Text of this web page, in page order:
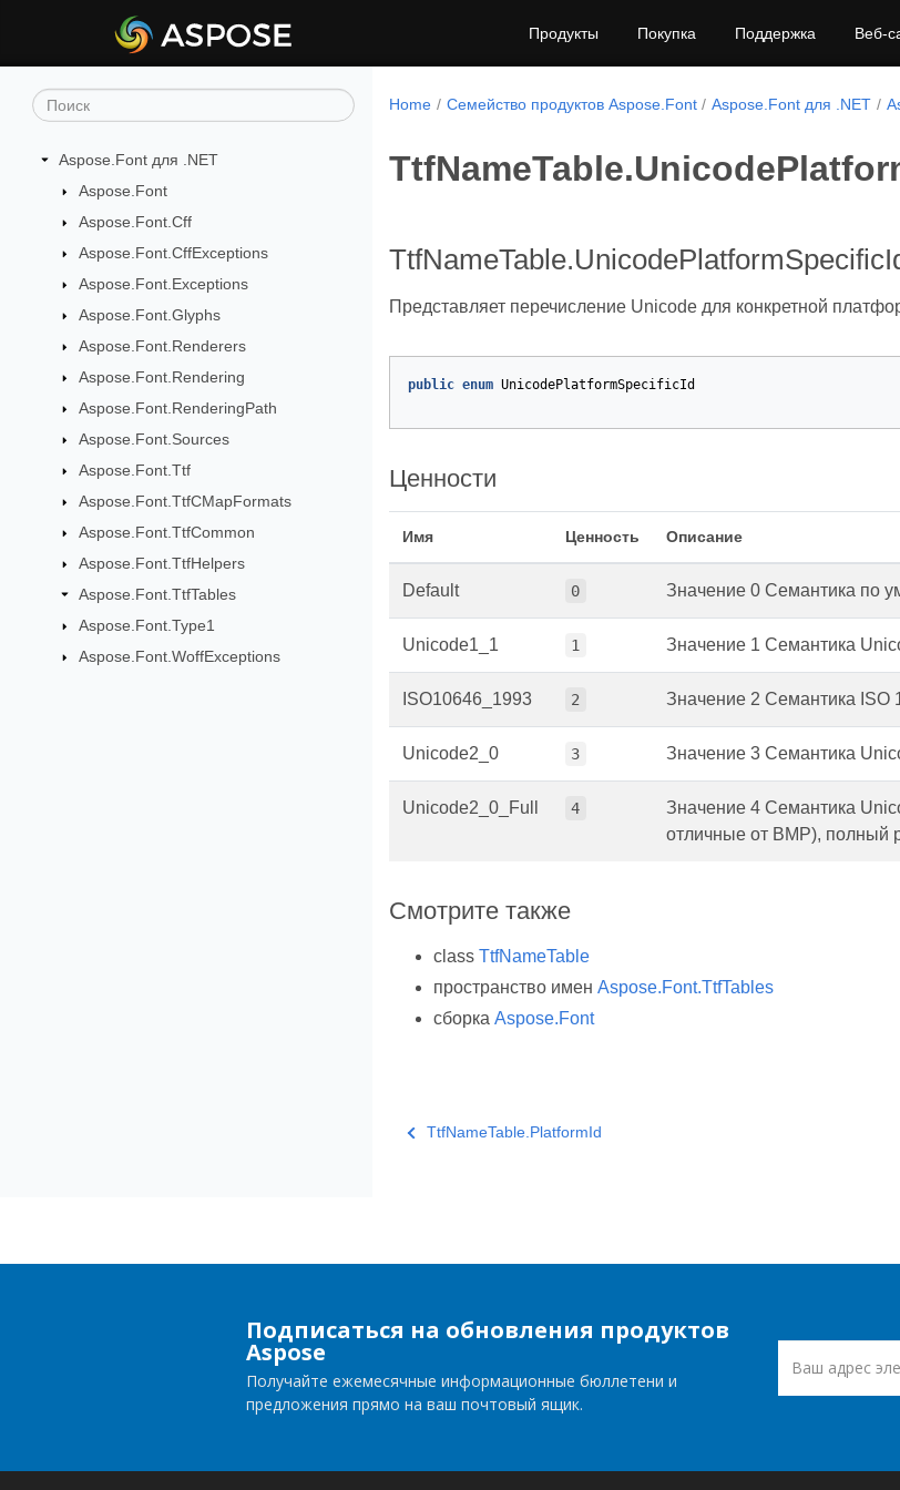
Продукты Покупка Поддержка Веб-
Aspose.Font для .NET
Aspose.Font
Aspose.Font.Cff
Aspose.Font.CffExceptions
Aspose.Font.Exceptions
Aspose.Font.Glyphs
Aspose.Font.Renderers
Aspose.Font.Rendering
Aspose.Font.RenderingPath
Aspose.Font.Sources
Aspose.Font.Ttf
Aspose.Font.TtfCMapFormats
Aspose.Font.TtfCommon
Aspose.Font.TtfHelpers
Aspose.Font.TtfTables
Aspose.Font.Type1
Aspose.Font.WoffExceptions
Home Семейство продуктов Aspose.Font Aspose.Font для .NET
Представляет перечисление Unicode для конкретной
public enum UnicodePlatformSpecificId
Ценности
Имя Ценность Описание
Default 0 Значение 0 Семантика по
Unicode1_1 1 Значение 1 Семантика
ISO10646_1993 2 Значение 2 Семантика ISO
Unicode2_0 3 Значение 3 Семантика
Unicode2_0_Full 4
Значение 4 Семантика
отличные от BMP), полный
Смотрите также
class TtfNameTable
пространство имен Aspose.Font.TtfTables
сборка Aspose.Font
TtfNameTable.PlatformId
Подписаться на обновления продуктов
Aspose
Получайте ежемесячные информационные бюллетени и
предложения прямо на ваш почтовый ящик.